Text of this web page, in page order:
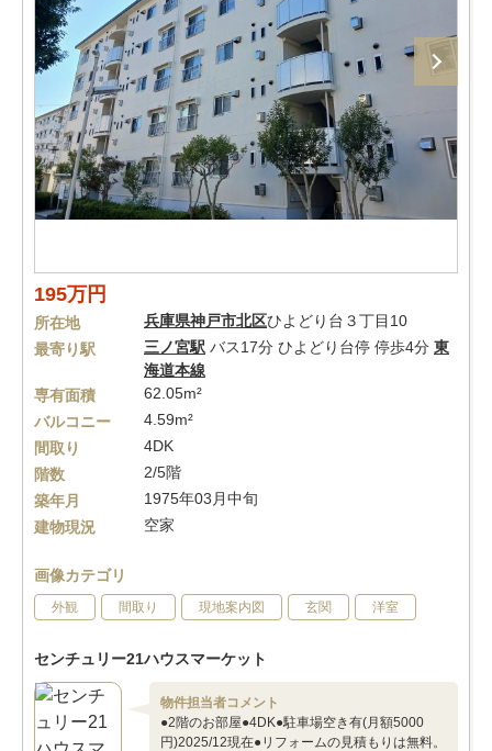
195万円
所在地 兵庫県神戸市北区ひよどり台３丁目10
最寄り駅
三ノ宮駅 バス17分 ひよどり台停 停歩4分 東
海道本線
専有面積
62.05m²
バルコニー
4.59m²
間取り
4DK
階数
2/5階
築年月
1975年03月中旬
建物現況
空家
画像カテゴリ
外観 間取り 現地案内図 玄関 洋室
センチュリー21ハウスマーケット
物件担当者コメント
●2階のお部屋●4DK●駐車場空き有(月額5000
円)2025/12現在●リフォームの見積もりは無料。